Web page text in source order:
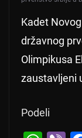
Kadet
državnog
Olimpikusa
zaustavljeni
Podeli